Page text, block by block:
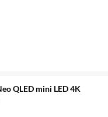
QLED mini LED 4K